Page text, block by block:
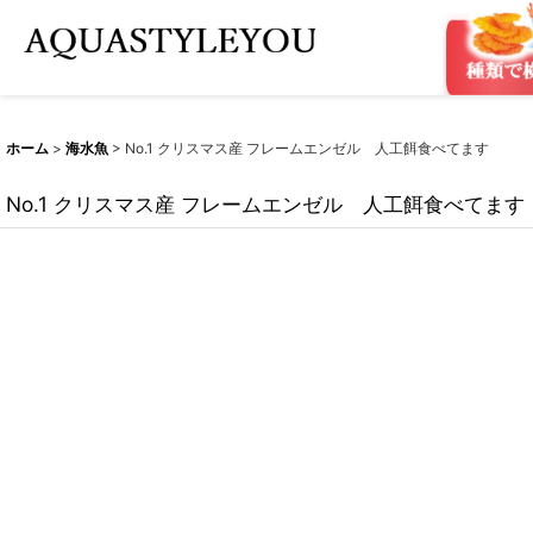
ホーム > 海水魚 > No.1 クリスマス産 フレームエンゼル 人工餌食べてます
No.1 クリスマス産 フレームエンゼル 人工餌食べてます